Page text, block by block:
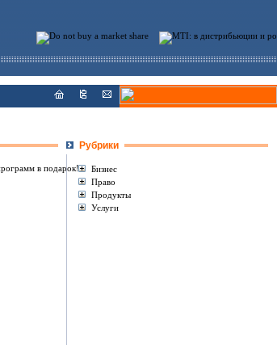
Рубрики
Бизнес
Право
Продукты
Услуги